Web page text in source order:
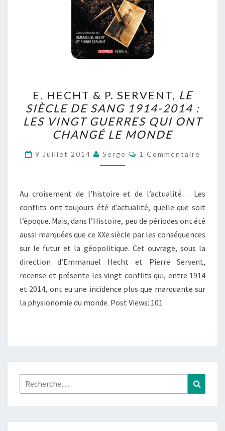
HECHT
&
P.
SERVENT,
LE
SIÈCLE
SANG
1914-
2014
:
LES
VINGT
GUERRES
QUI
ONT
MONDE
E. HECHT & P. SERVENT, LE
SIÈCLE DE SANG 1914-2014 :
LES VINGT GUERRES QUI ONT
CHANGÉ LE MONDE
9 Juillet 2014 Serge Commentaires
1 Commentaire
Au croisement de l’histoire et de l’actualité… Les
conflits ont toujours été d’actualité, quelle que soit
l’époque. Mais, dans l’Histoire, peu de périodes ont été
aussi marquées que ce XXe siècle par les conséquences
sur le futur et la géopolitique. Cet ouvrage, sous la
direction d’Emmanuel Hecht et Pierre Servent,
recense et présente les vingt conflits qui, entre 1914
et 2014, ont eu une incidence plus que marquante sur
la physionomie du monde. Post Views: 101
Rechercher :